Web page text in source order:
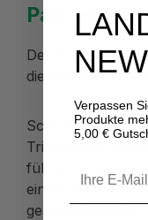
Paddock
Der Boden
die langfristige
Schlammige
Trittschäden
führen. Deshalb
einen
geachtet werden.
Verpassen
Produkte
5,00 €